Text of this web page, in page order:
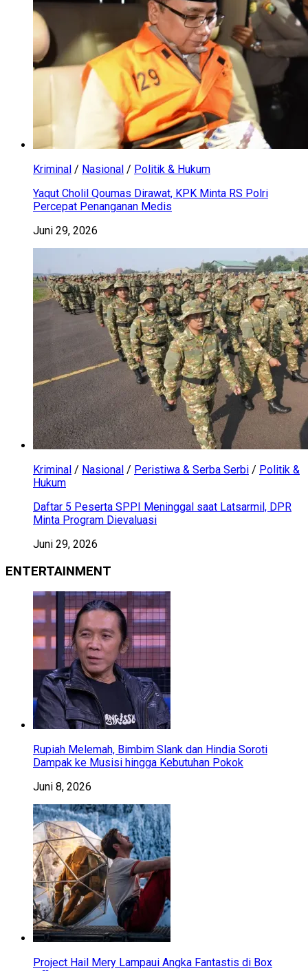
Kriminal / Nasional / Politik & Hukum
Yaqut Cholil Qoumas Dirawat, KPK Minta RS Polri
Percepat Penanganan Medis
Juni 29, 2026
Kriminal / Nasional / Peristiwa & Serba Serbi / Politik &
Hukum
Daftar 5 Peserta SPPI Meninggal saat Latsarmil, DPR
Minta Program Dievaluasi
Juni 29, 2026
ENTERTAINMENT
Rupiah Melemah, Bimbim Slank dan Hindia Soroti
Dampak ke Musisi hingga Kebutuhan Pokok
Juni 8, 2026
Project Hail Mery Lampaui Angka Fantastis di Box